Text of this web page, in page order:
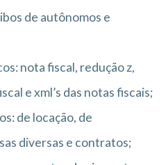
de autônomos e
nota fiscal, redução z,
e xml’s das notas fiscais;
de locação, de
diversas e contratos;